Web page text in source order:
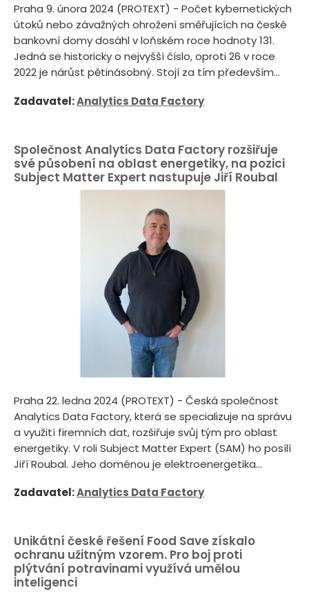
Praha 9. února 2024 (PROTEXT) - Počet kybernetických
útoků nebo závažných ohrožení směřujících na české
bankovní domy dosáhl v loňském roce hodnoty 131.
Jedná se historicky o nejvyšší číslo, oproti 26 v roce
2022 je nárůst pětinásobný. Stojí za tím především...
Zadavatel:Analytics Data Factory
Společnost Analytics Data Factory rozšiřuje
své působení na oblast energetiky, na pozici
Subject Matter Expert nastupuje Jiří Roubal
Praha 22. ledna 2024 (PROTEXT) - Česká společnost
Analytics Data Factory, která se specializuje na správu
a využití firemních dat, rozšiřuje svůj tým pro oblast
energetiky. V roli Subject Matter Expert (SAM) ho posílí
Jiří Roubal. Jeho doménou je elektroenergetika...
Zadavatel:Analytics Data Factory
Unikátní české řešení Food Save získalo
ochranu užitným vzorem. Pro boj proti
plýtvání potravinami využívá umělou
inteligenci